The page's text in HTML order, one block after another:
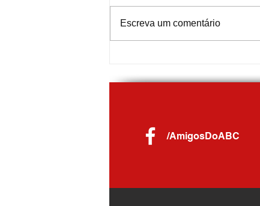
Diadema
Escreva um comentário
/AmigosDoABC